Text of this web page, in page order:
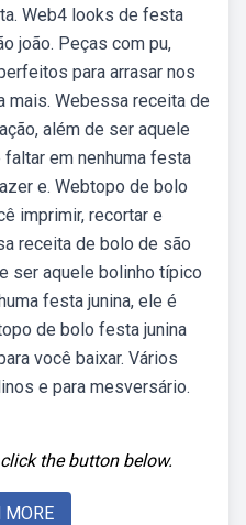
Web4 looks de festa
joão. Peças com pu,
para arrasar nos
mais. Webessa receita de
além de ser aquele
em nenhuma festa
e. Webtopo de bolo
imprimir, recortar e
receita de bolo de são
ser aquele bolinho típico
festa junina, ele é
de bolo festa junina
você baixar. Vários
e para mesversário.
the button below.
MORE